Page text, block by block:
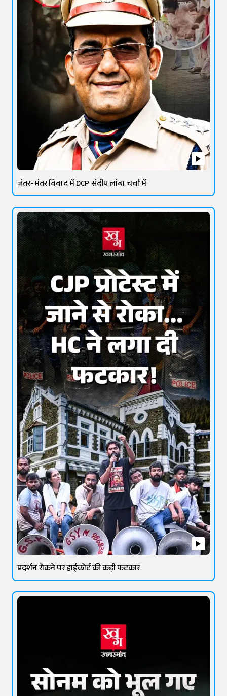
जंतर-मंतर विवाद में DCP संदीप लांबा चर्चा में
प्रदर्शन रोकने पर हाईकोर्ट की कड़ी फटकार